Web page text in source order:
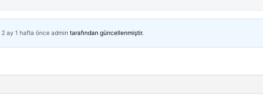
2 ay 1 hafta önce admin tarafından güncellenmiştir.